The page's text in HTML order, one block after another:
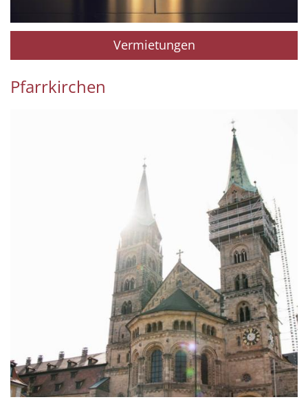
Vermietungen
Pfarrkirchen